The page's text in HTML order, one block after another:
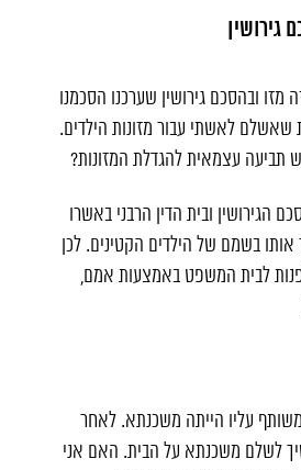
גירושין
מזו ובהסכם גירושין שערכנו הסכמנו
שאשלם לאשתי עבור מזונות הילדים.
תביעה עצמאית להגדלת המזונות?
הגירושין ובית הדין הרבני באשרו
בשמם של הילדים הקטינים. לכן
לבית המשפט באמצעות אמם,
משותף עליו הייתה משכנתא. לאחר
לשלם משכנתא על הבית. האם אני